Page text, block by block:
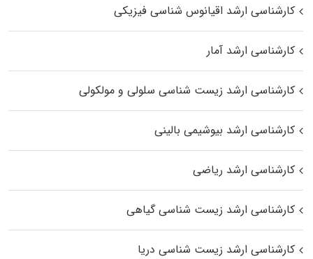
کارشناسی ارشد اقیانوس‌ شناسی فیزیکی
کارشناسی ارشد آمار
کارشناسی ارشد زیست شناسی سلولی و مولکولی
کارشناسی ارشد بیوشیمی بالینی
کارشناسی ارشد ریاضی
کارشناسی ارشد زیست‌ شناسی گیاهی
کارشناسی ارشد زیست‌ شناسی دریا